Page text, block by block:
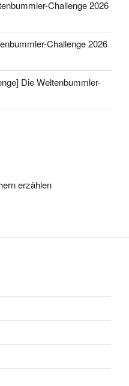
Challenge 2026
Challenge 2026
Die Weltenbummler-